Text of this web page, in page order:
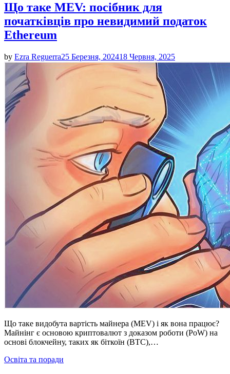
Що таке MEV: посібник для
початківців про невидимий податок
Ethereum
by Ezra Reguerra25 Березня, 202418 Червня, 2025
Що таке видобута вартість майнера (MEV) і як вона працює?
Майнінг є основою криптовалют з доказом роботи (PoW) на
основі блокчейну, таких як біткоїн (BTC),…
Posted
Освіта та поради